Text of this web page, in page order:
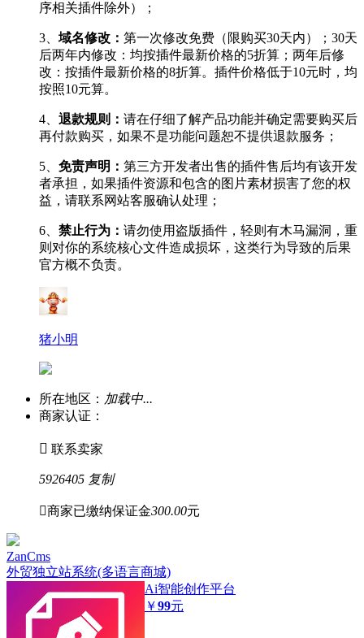
序相关插件除外）；
3、 域名修改： 第一次修改免费（限购买30天内）；30天
后两年内修改：均按插件最新价格的5折算；两年后修
改：按插件最新价格的8折算。插件价格低于10元时，均
按照10元算。
4、 退款规则： 请在仔细了解产品功能并确定需要购买后
再付款购买，如果不是功能问题恕不提供退款服务；
5、 免责声明： 第三方开发者出售的插件售后均有该开发
者承担，如果插件资源和包含的图片素材损害了您的权
益，请联系网站客服确认处理；
6、 禁止行为： 请勿使用盗版插件，轻则有木马漏洞，重
则对你的系统核心文件造成损坏，这类行为导致的后果
官方概不负责。
猪小明
所在地区： 加载中...
商家认证：
 联系卖家
5926405 复制
商家已缴纳保证金300.00元
ZanCms
外贸独立站系统(多语言商城)
Ai智能创作平台
￥99元